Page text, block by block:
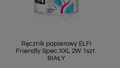
Ręcznik papierowy ELFI
Friendly Spec XXL 2W 1szt.
BIAŁY